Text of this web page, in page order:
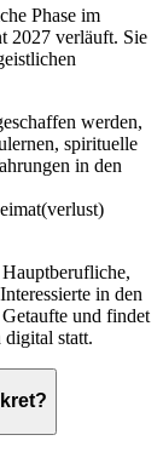
Phase im
2027 verläuft. Sie
werden,
spirituelle
in den
in den
und findet
digital statt.